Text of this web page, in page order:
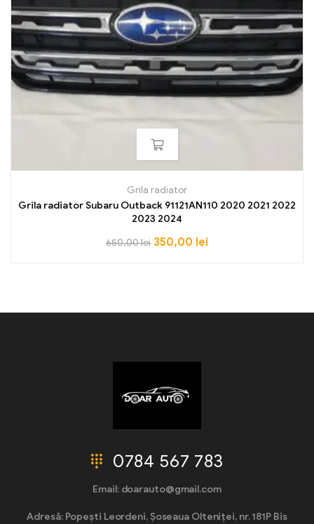
Grila radiator
Grila radiator Subaru Outback 91121AN110 2020 2021 2022
2023 2024
650,00lei 350,00 lei
0784 567 783
Email: doarauto@gmail.com
Adresă: Popești Leordeni, Șoseaua Olteniței, nr. 181P Bis